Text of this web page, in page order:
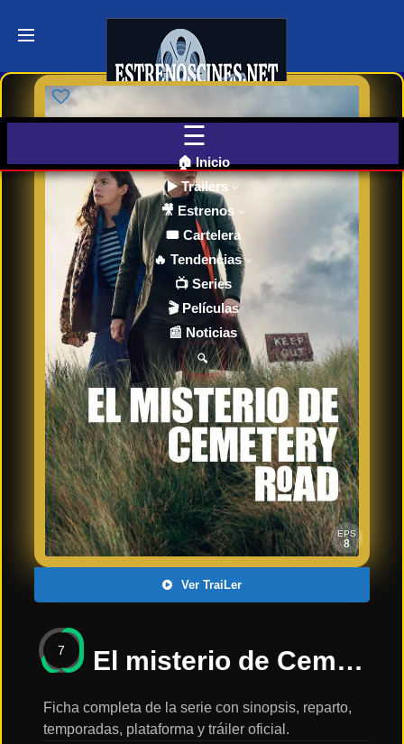
Últimos
🎬 VER
AHORA
Próximos
Estrenos
en Cines
Últimos
Tráilers
Español
📺 VER
SERIES
PLATAFORMAS
Series
de TV y
Streaming
Plataformas
🏠 Inicio
▶️ Trailers
🎥 Estrenos
🎟️ Cartelera
🔥 Tendencias
📺 Series
🎬 Películas
📰 Noticias
🔍
EPS
8
Ver TraiLer
7 El misterio de Cemetery Road / ESTRENO EN Apple TV+ 2025: sinopsis, reparto y tráiler
Ficha completa de la serie con sinopsis, reparto,
temporadas, plataforma y tráiler oficial.